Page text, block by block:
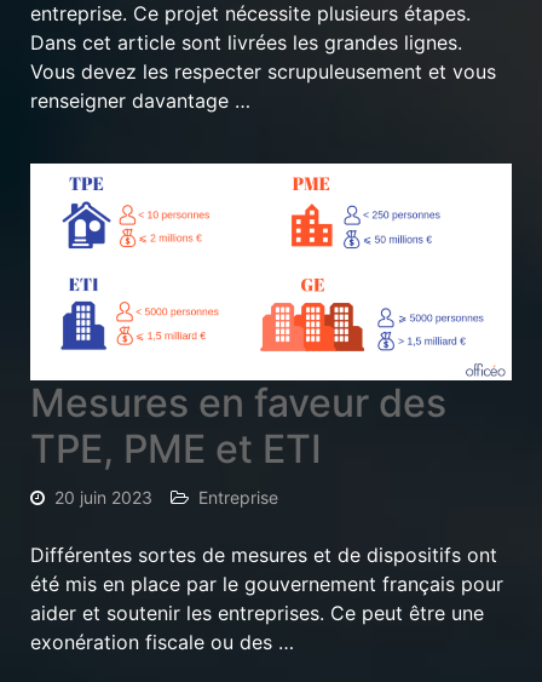
entreprise. Ce projet nécessite plusieurs étapes.
Dans cet article sont livrées les grandes lignes.
Vous devez les respecter scrupuleusement et vous
renseigner davantage …
Mesures en faveur des
TPE, PME et ETI
20 juin 2023 Entreprise
Différentes sortes de mesures et de dispositifs ont
été mis en place par le gouvernement français pour
aider et soutenir les entreprises. Ce peut être une
exonération fiscale ou des …